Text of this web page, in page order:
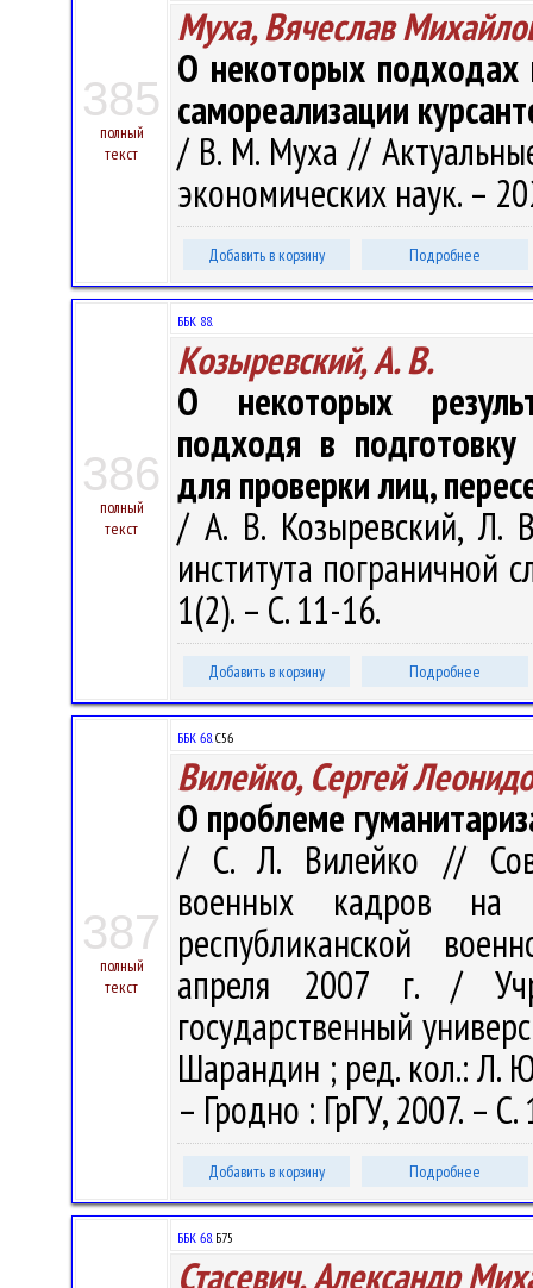
385
полный
текст
Муха, Вячеслав
О некоторых подходах
самореализации
/ В. М. Муха //
экономических наук. –
Добавить в корзину Подробнее
386
полный
текст
ББК 88.
Козыревский, А. В.
О некоторых
подходя в подготовку
для проверки лиц,
/ А. В. Козыревский, Л.
института пограничной
1(2). – С. 11-16.
Добавить в корзину Подробнее
387
полный
текст
ББК 68.С56
Вилейко, Сергей
О проблеме
/ С. Л. Вилейко //
военных кадров на
республиканской
апреля 2007 г. /
государственный
Шарандин ; ред. кол.: Л.
– Гродно : ГрГУ, 2007. –
Добавить в корзину Подробнее
ББК 68.Б75
Стасевич, Александр